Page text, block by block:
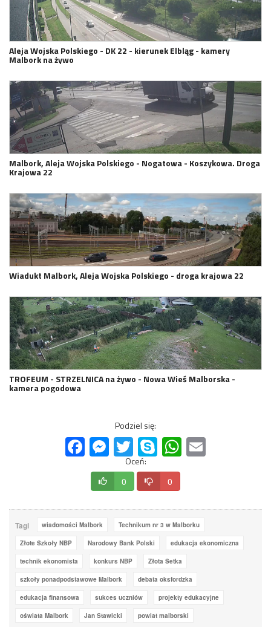
Aleja Wojska Polskiego - DK 22 - kierunek Elbląg - kamery
Malbork na żywo
Malbork, Aleja Wojska Polskiego - Nogatowa - Koszykowa. Droga
Krajowa 22
Wiadukt Malbork, Aleja Wojska Polskiego - droga krajowa 22
TROFEUM - STRZELNICA na żywo - Nowa Wieś Malborska -
kamera pogodowa
Podziel się:
FacebookMessenger
Twitter Skype WhatsApp
Oceń:
0 0
Tagi wiadomości Malbork Technikum nr 3 w Malborku
Złote Szkoły NBP Narodowy Bank Polski edukacja ekonomiczna
technik ekonomista konkurs NBP Złota Setka
szkoły ponadpodstawowe Malbork debata oksfordzka
edukacja finansowa sukces uczniów projekty edukacyjne
oświata Malbork Jan Stawicki powiat malborski